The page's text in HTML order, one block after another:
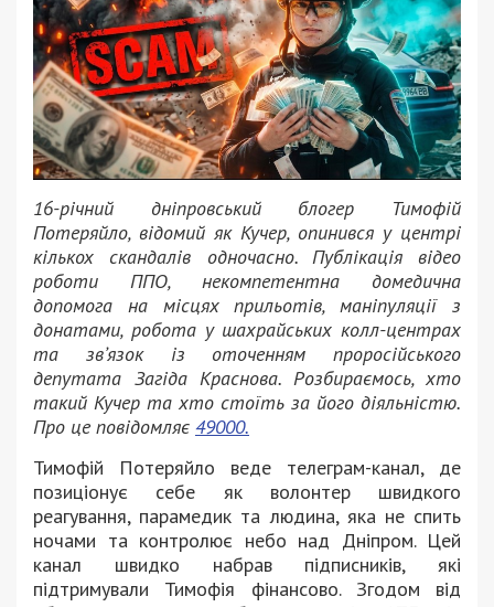
16-річний дніпровський блогер Тимофій
Потеряйло, відомий як Кучер, опинився у центрі
кількох скандалів одночасно. Публікація відео
роботи ППО, некомпетентна домедична
допомога на місцях прильотів, маніпуляції з
донатами, робота у шахрайських колл-центрах
та звʼязок із оточенням проросійського
депутата Загіда Краснова. Розбираємось, хто
такий Кучер та хто стоїть за його діяльністю.
Про це повідомляє 49000.
Тимофій Потеряйло веде телеграм-канал, де
позиціонує себе як волонтер швидкого
реагування, парамедик та людина, яка не спить
ночами та контролює небо над Дніпром. Цей
канал швидко набрав підписників, які
підтримували Тимофія фінансово. Згодом від